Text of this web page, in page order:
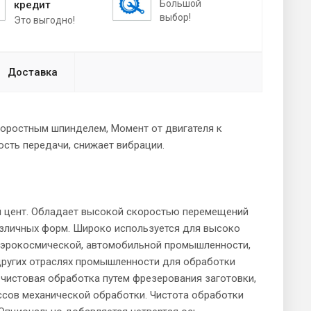
кредит
Это выгодно!
Большой
выбор!
Доставка
шпинделем, Момент от двигателя к
передачи, снижает вибрации.
Обладает высокой скоростью перемещений
форм. Широко используется для высоко
автомобильной промышленности,
отраслях промышленности для обработки
обработка путем фрезерования заготовки,
механической обработки. Чистота обработки